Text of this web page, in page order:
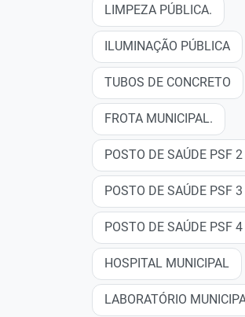
LIMPEZA PÚBLICA.
ILUMINAÇÃO PÚBLICA
TUBOS DE CONCRETO
FROTA MUNICIPAL.
POSTO DE SAÚDE PSF 2
POSTO DE SAÚDE PSF 3
POSTO DE SAÚDE PSF 4
HOSPITAL MUNICIPAL
LABORATÓRIO